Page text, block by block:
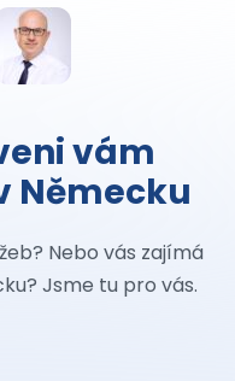
vám
Německu
Nebo vás zajímá
Jsme tu pro vás.